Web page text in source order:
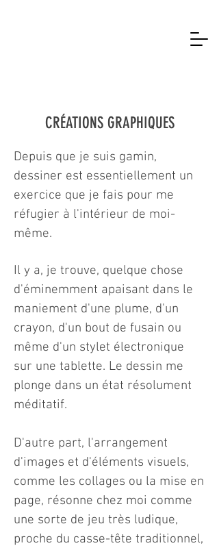
CRÉATIONS GRAPHIQUES
Depuis que je suis gamin,
dessiner est essentiellement un
exercice que je fais pour me
réfugier à l'intérieur de moi-
même.
Il y a, je trouve, quelque chose
d'éminemment apaisant dans le
maniement d'une plume, d'un
crayon, d'un bout de fusain ou
même d'un stylet électronique
sur une tablette. Le dessin me
plonge dans un état résolument
méditatif.
D'autre part, l'arrangement
d'images et d'éléments visuels,
comme les collages ou la mise en
page, résonne chez moi comme
une sorte de jeu très ludique,
proche du casse-tête traditionnel,